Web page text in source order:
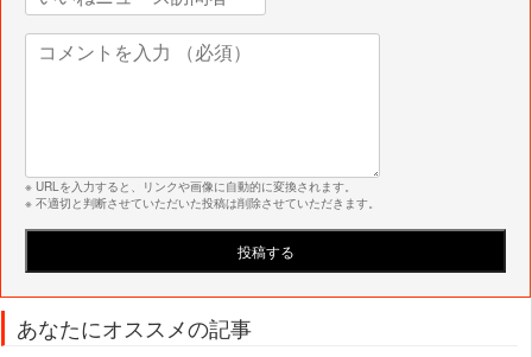
※ URLを入力すると、リンクや画像に自動的に変換されます。
※ 不適切と判断させていただいた投稿は削除させていただきます。
あなたにオススメの記事